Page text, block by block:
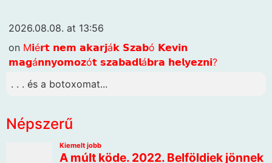
2026.08.08. at 13:56
on M𝗶é𝗿𝘁 𝗻𝗲𝗺 𝗮𝗸𝗮𝗿𝗷á𝗸 𝗦𝘇𝗮𝗯ó 𝗞𝗲𝘃𝗶𝗻
𝗺𝗮𝗴á𝗻𝗻𝘆𝗼𝗺𝗼𝘇ó𝘁 𝘀𝘇𝗮𝗯𝗮𝗱𝗹á𝗯𝗿𝗮 𝗵𝗲𝗹𝘆𝗲𝘇𝗻𝗶?
. . . és a botoxomat...
Népszerű